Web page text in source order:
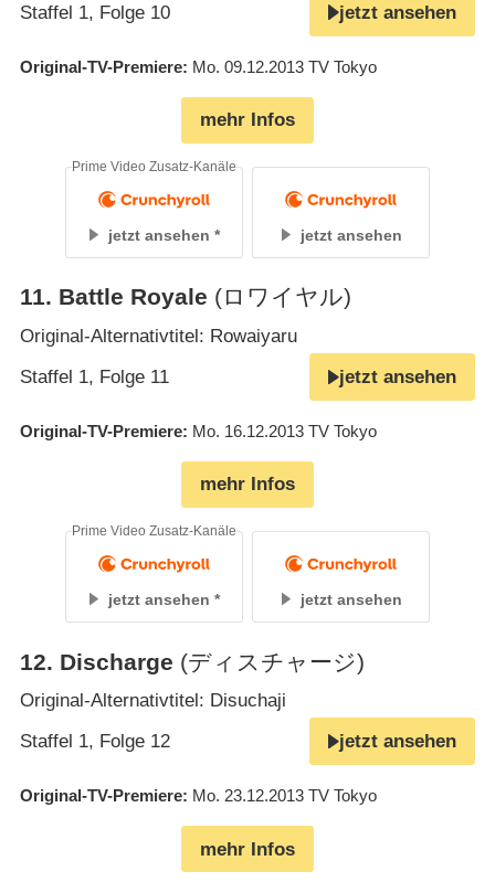
Staffel 1, Folge 10
jetzt ansehen
Original-TV-Premiere Mo. 09.12.2013 TV Tokyo
mehr Infos
jetzt ansehen
Prime Video Zusatz-Kanäle
jetzt ansehen
11. Battle Royale (ロワイヤル)
Original-Alternativtitel: Rowaiyaru
Staffel 1, Folge 11
jetzt ansehen
Original-TV-Premiere Mo. 16.12.2013 TV Tokyo
mehr Infos
jetzt ansehen
Prime Video Zusatz-Kanäle
jetzt ansehen
12. Discharge (ディスチャージ)
Original-Alternativtitel: Disuchaji
Staffel 1, Folge 12
jetzt ansehen
Original-TV-Premiere Mo. 23.12.2013 TV Tokyo
mehr Infos